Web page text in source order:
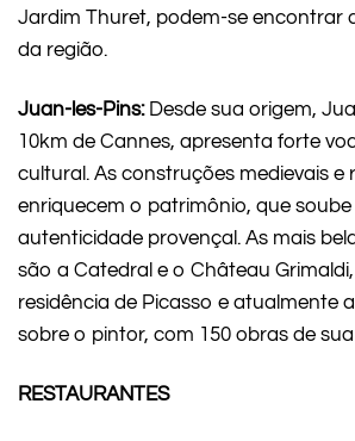
Jardim Thuret, podem-se encontrar
da região.
Juan-les-Pins:Desde sua origem,
10km de Cannes, apresenta forte
cultural. As construções medievais e
enriquecem o patrimônio, que
autenticidade provençal. As mais
são a Catedral e o Château
residência de Picasso e atualmente
sobre o pintor, com 150 obras de
RESTAURANTES